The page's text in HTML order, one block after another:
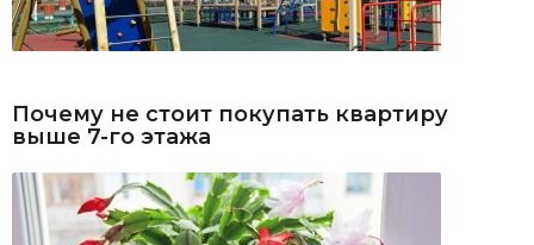
Почему не стоит покупать квартиру
выше 7-го этажа